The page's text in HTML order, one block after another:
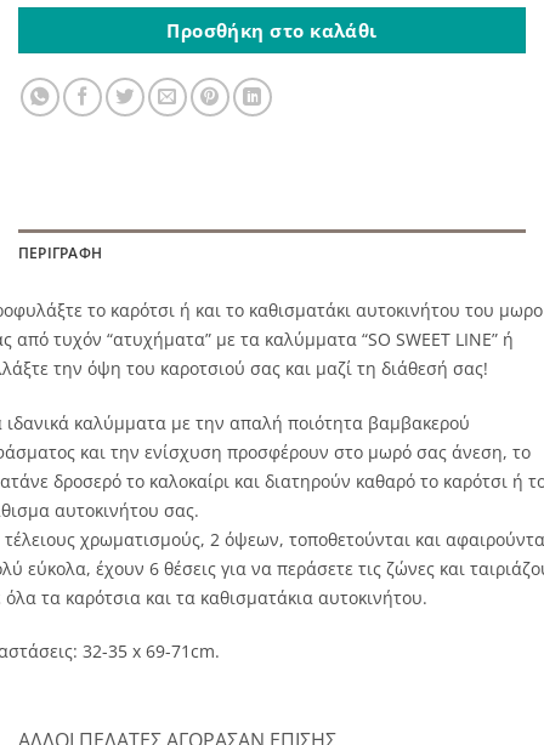
Προσθήκη στο καλάθι
ΠΕΡΙΓΡΑΦΉ
το καρότσι ή και το καθισματάκι αυτοκινήτου του
από τυχόν “ατυχήματα” με τα καλύμματα “SO SWEET LINE” ή
την όψη του καροτσιού σας και μαζί τη διάθεσή σας!
ιδανικά καλύμματα με την απαλή ποιότητα βαμβακερού
και την ενίσχυση προσφέρουν στο μωρό σας άνεση, το
δροσερό το καλοκαίρι και διατηρούν καθαρό το καρότσι ή
αυτοκινήτου σας.
τέλειους χρωματισμούς, 2 όψεων, τοποθετούνται και
εύκολα, έχουν 6 θέσεις για να περάσετε τις ζώνες και
όλα τα καρότσια και τα καθισματάκια αυτοκινήτου.
32-35 х 69-71cm.